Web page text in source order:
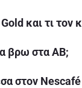
και τι τον
βρω στα ΑΒ;
στον